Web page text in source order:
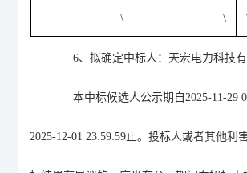
\ \
6、拟确定中标人 ：天宏电力科技
本中标候选人公示期自2025-11-29
2025-12-0123:59:59止。投标人或者其他利